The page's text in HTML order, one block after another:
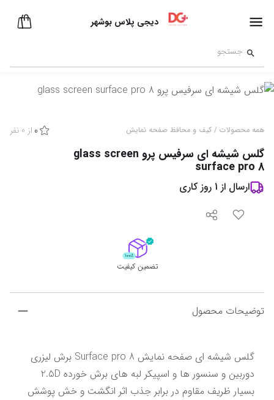
دیجی پلاس بوشهر
همه محصولات / کیف و محافظ صفحه نمایش 0 از 0 نفر
گلس شیشه ای سرفیس پرو glass screen
surface pro 8
ارسال از 1 روز کاری
تضمین کیفیت
توضیحات محصول